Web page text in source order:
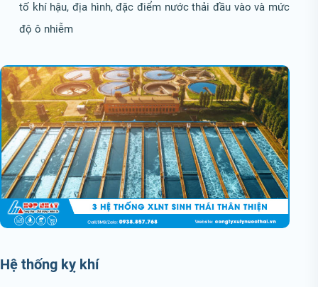
tố khí hậu, địa hình, đặc điểm nước thải đầu vào và mức
độ ô nhiễm
Hệ thống kỵ khí